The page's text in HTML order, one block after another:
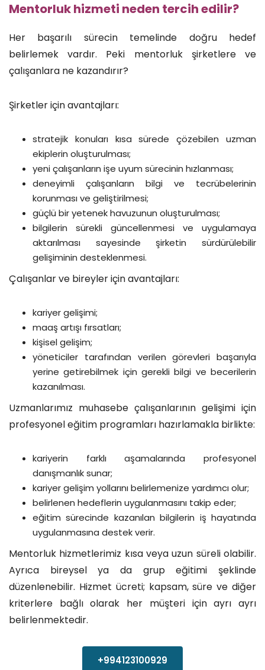
Mentorluk hizmeti neden tercih edilir?
Her başarılı sürecin temelinde doğru hedef
belirlemek vardır. Peki mentorluk şirketlere ve
çalışanlara ne kazandırır?
Şirketler için avantajları:
stratejik konuları kısa sürede çözebilen uzman
ekiplerin oluşturulması;
yeni çalışanların işe uyum sürecinin hızlanması;
deneyimli çalışanların bilgi ve tecrübelerinin
korunması ve geliştirilmesi;
güçlü bir yetenek havuzunun oluşturulması;
bilgilerin sürekli güncellenmesi ve uygulamaya
aktarılması sayesinde şirketin sürdürülebilir
gelişiminin desteklenmesi.
Çalışanlar ve bireyler için avantajları:
kariyer gelişimi;
maaş artışı fırsatları;
kişisel gelişim;
yöneticiler tarafından verilen görevleri başarıyla
yerine getirebilmek için gerekli bilgi ve becerilerin
kazanılması.
Uzmanlarımız muhasebe çalışanlarının gelişimi için
profesyonel eğitim programları hazırlamakla birlikte:
kariyerin farklı aşamalarında profesyonel
danışmanlık sunar;
kariyer gelişim yollarını belirlemenize yardımcı olur;
belirlenen hedeflerin uygulanmasını takip eder;
eğitim sürecinde kazanılan bilgilerin iş hayatında
uygulanmasına destek verir.
Mentorluk hizmetlerimiz kısa veya uzun süreli olabilir.
Ayrıca bireysel ya da grup eğitimi şeklinde
düzenlenebilir. Hizmet ücreti; kapsam, süre ve diğer
kriterlere bağlı olarak her müşteri için ayrı ayrı
belirlenmektedir.
+994123100929